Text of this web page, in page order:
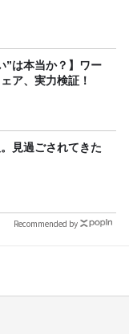
”は本当か？】ワー
ア、実力検証！
見過ごされてきた
Recommended by